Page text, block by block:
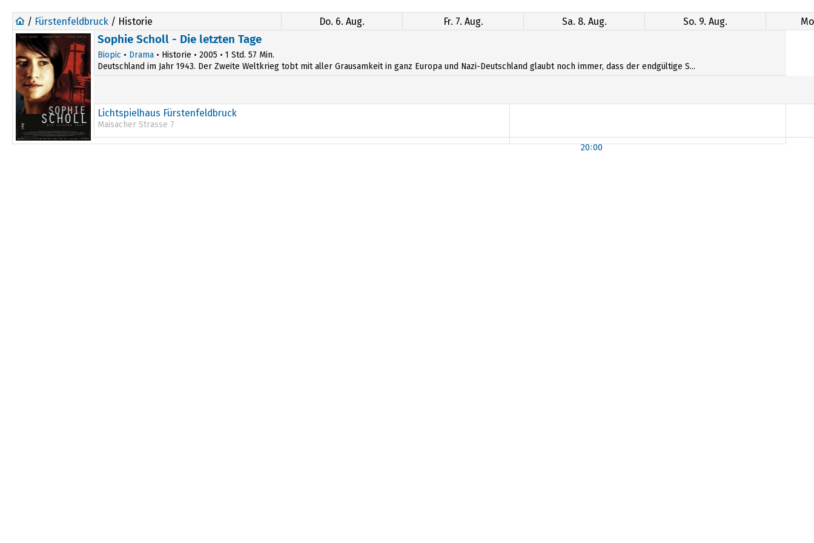
/ Fürstenfeldbruck / Historie Do. 6. Aug. Fr. 7. Aug. Sa. 8. Aug. So. 9. Aug.
Sophie Scholl - Die letzten Tage
Biopic • Drama • Historie • 2005 • 1 Std. 57 Min.
Deutschland im Jahr 1943. Der Zweite Weltkrieg tobt mit aller Grausamkeit in ganz Europa und Nazi-Deutschland glaubt noch immer, dass der endgültige S...
Lichtspielhaus Fürstenfeldbruck
Maisacher Strasse 7
20:00